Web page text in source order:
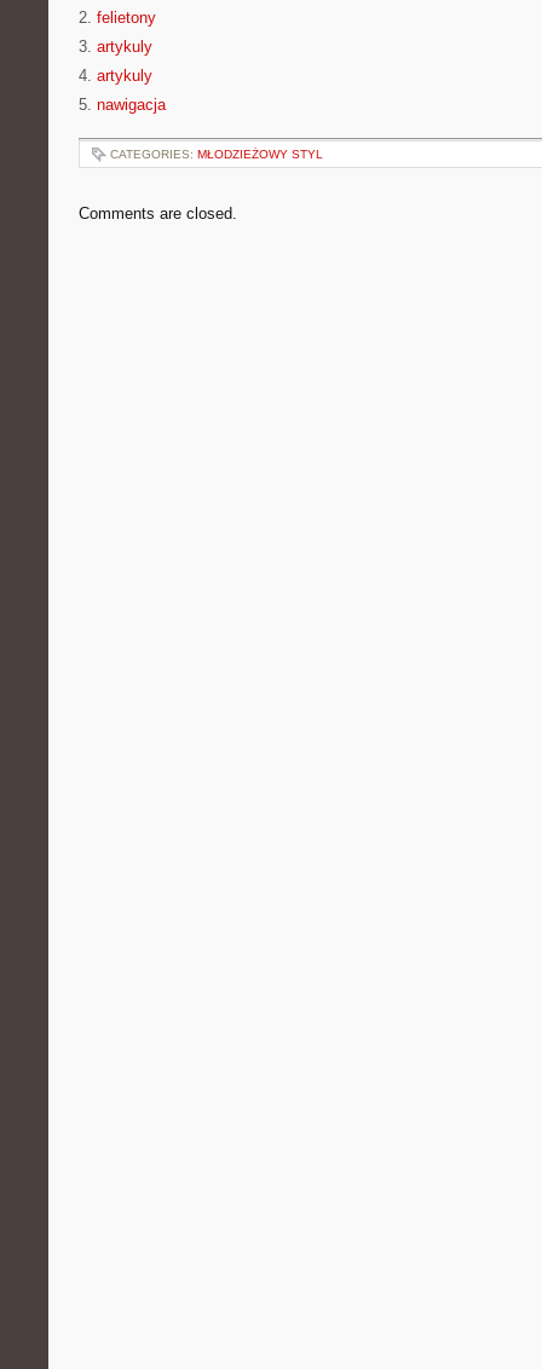
2. felietony
3. artykuly
4. artykuly
5. nawigacja
CATEGORIES: MŁODZIEŻOWY STYL
Comments are closed.